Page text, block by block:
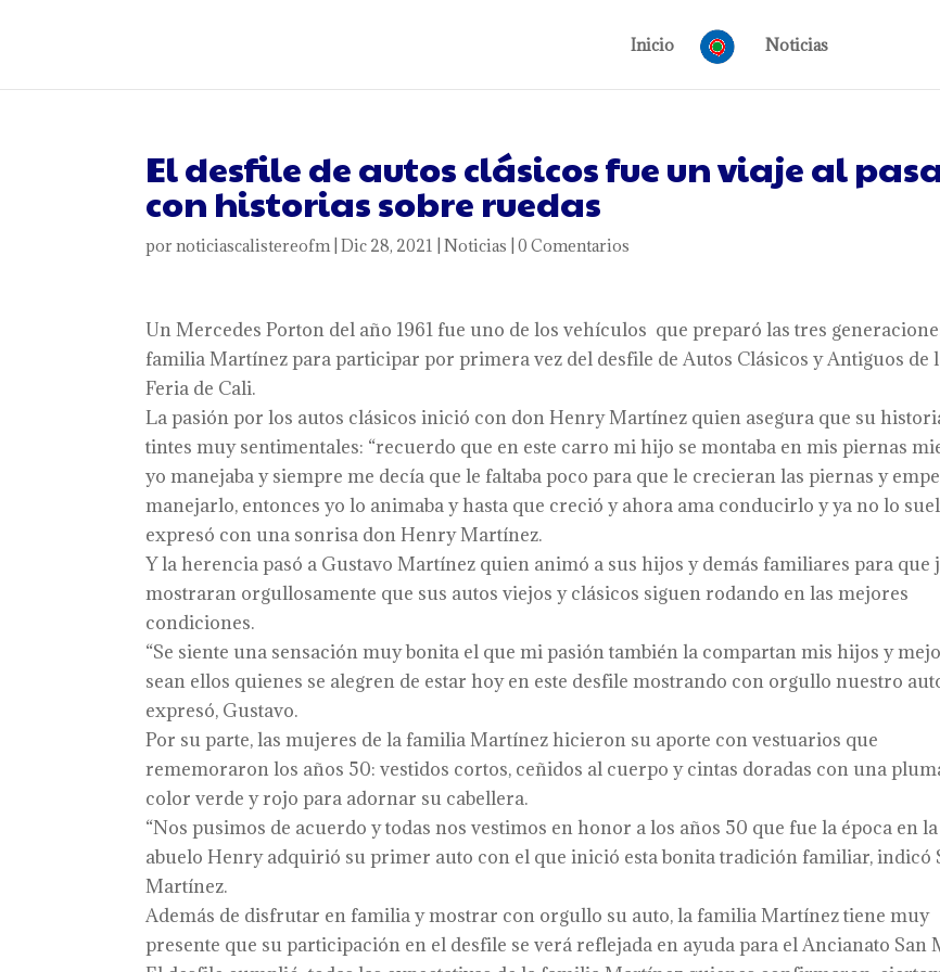
Inicio Noticias
El desfile de autos clásicos fue un viaje al
con historias sobre ruedas
pornoticiascalistereofm|Dic 28, 2021 |Noticias |0 Comentarios
Un Mercedes Porton del año 1961 fue uno de los vehículos que preparó las tres
familia Martínez para participar por primera vez del desfile de Autos Clásicos y Antiguos de
Feria de Cali.
La pasión por los autos clásicos inició con don Henry Martínez quien asegura que su
tintes muy sentimentales: “recuerdo que en este carro mi hijo se montaba en mis piernas
yo manejaba y siempre me decía que le faltaba poco para que le crecieran las piernas y
manejarlo, entonces yo lo animaba y hasta que creció y ahora ama conducirlo y ya no lo
expresó con una sonrisa don Henry Martínez.
Y la herencia pasó a Gustavo Martínez quien animó a sus hijos y demás familiares para que
mostraran orgullosamente que sus autos viejos y clásicos siguen rodando en las mejores
condiciones.
“Se siente una sensación muy bonita el que mi pasión también la compartan mis hijos y
sean ellos quienes se alegren de estar hoy en este desfile mostrando con orgullo nuestro
expresó, Gustavo.
Por su parte, las mujeres de la familia Martínez hicieron su aporte con vestuarios que
rememoraron los años 50: vestidos cortos, ceñidos al cuerpo y cintas doradas con una
color verde y rojo para adornar su cabellera.
“Nos pusimos de acuerdo y todas nos vestimos en honor a los años 50 que fue la época en
abuelo Henry adquirió su primer auto con el que inició esta bonita tradición familiar, indicó
Martínez.
Además de disfrutar en familia y mostrar con orgullo su auto, la familia Martínez tiene muy
presente que su participación en el desfile se verá reflejada en ayuda para el Ancianato San